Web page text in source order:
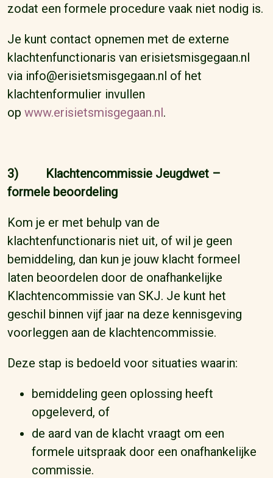
zodat een formele procedure vaak niet nodig is.
Je kunt contact opnemen met de externe
klachtenfunctionaris van erisietsmisgegaan.nl
via info@erisietsmisgegaan.nl of het
klachtenformulier invullen
op www.erisietsmisgegaan.nl.
3) Klachtencommissie Jeugdwet –
formele beoordeling
Kom je er met behulp van de
klachtenfunctionaris niet uit, of wil je geen
bemiddeling, dan kun je jouw klacht formeel
laten beoordelen door de onafhankelijke
Klachtencommissie van SKJ. Je kunt het
geschil binnen vijf jaar na deze kennisgeving
voorleggen aan de klachtencommissie.
Deze stap is bedoeld voor situaties waarin:
bemiddeling geen oplossing heeft
opgeleverd, of
de aard van de klacht vraagt om een
formele uitspraak door een onafhankelijke
commissie.